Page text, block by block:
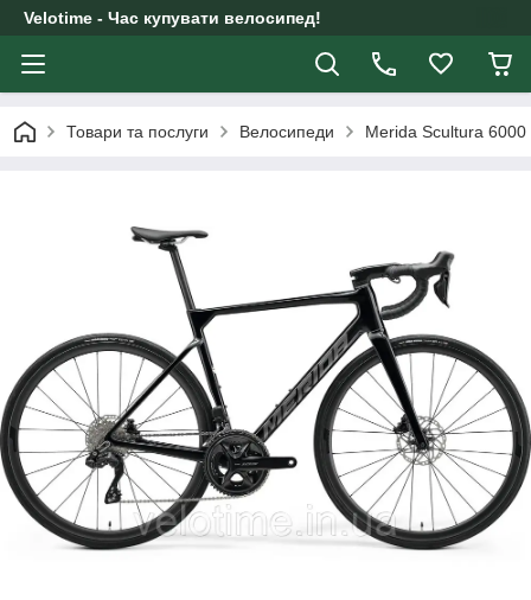
Velotime - Час купувати велосипед!
Товари та послуги Велосипеди Merida Scultura 6000